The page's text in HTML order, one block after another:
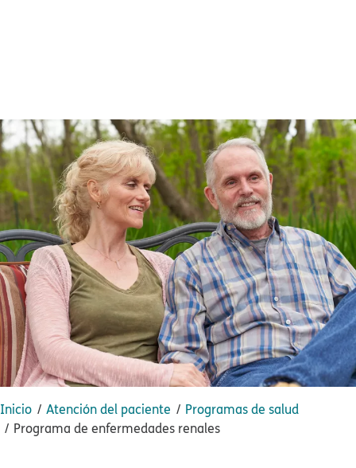
Inicio​​ Atención del paciente​​
Programas de salud​​
Programa de enfermedades renales​​